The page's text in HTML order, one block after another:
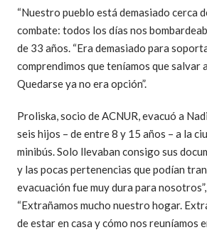
“Nuestro pueblo está demasiado cerca
combate: todos los días nos
de 33 años. “Era demasiado para
comprendimos que teníamos que salvar
Quedarse ya no era opción”.
Proliska, socio de ACNUR, evacuó a
seis hijos – de entre 8 y 15 años – a la
minibús. Solo llevaban consigo sus
y las pocas pertenencias que podían
evacuación fue muy dura para
“Extrañamos mucho nuestro hogar.
de estar en casa y cómo nos reuníamos